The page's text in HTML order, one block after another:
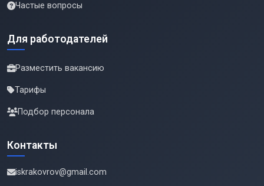
Частые вопросы
Для работодателей
Разместить вакансию
Тарифы
Подбор персонала
Контакты
iskrakovrov@gmail.com